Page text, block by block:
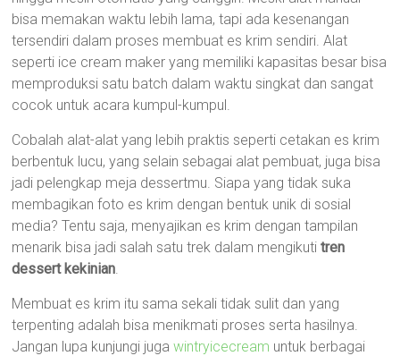
bisa memakan waktu lebih lama, tapi ada kesenangan
tersendiri dalam proses membuat es krim sendiri. Alat
seperti ice cream maker yang memiliki kapasitas besar bisa
memproduksi satu batch dalam waktu singkat dan sangat
cocok untuk acara kumpul-kumpul.
Cobalah alat-alat yang lebih praktis seperti cetakan es krim
berbentuk lucu, yang selain sebagai alat pembuat, juga bisa
jadi pelengkap meja dessertmu. Siapa yang tidak suka
membagikan foto es krim dengan bentuk unik di sosial
media? Tentu saja, menyajikan es krim dengan tampilan
menarik bisa jadi salah satu trek dalam mengikutitren
dessert kekinian.
Membuat es krim itu sama sekali tidak sulit dan yang
terpenting adalah bisa menikmati proses serta hasilnya.
Jangan lupa kunjungi jugawintryicecream untuk berbagai